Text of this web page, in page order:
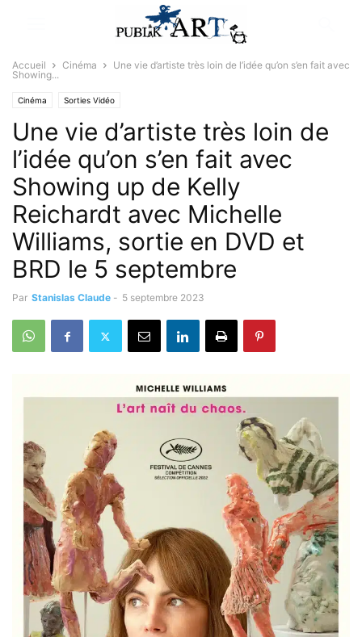
Accueil Cinéma
Une vie d’artiste très loin de l’idée qu’on s’en fait avec
Showing...
Cinéma Sorties Vidéo
Une vie d’artiste très loin de
l’idée qu’on s’en fait avec
Showing up de Kelly
Reichardt avec Michelle
Williams, sortie en DVD et
BRD le 5 septembre
Par Stanislas Claude - 5 septembre 2023